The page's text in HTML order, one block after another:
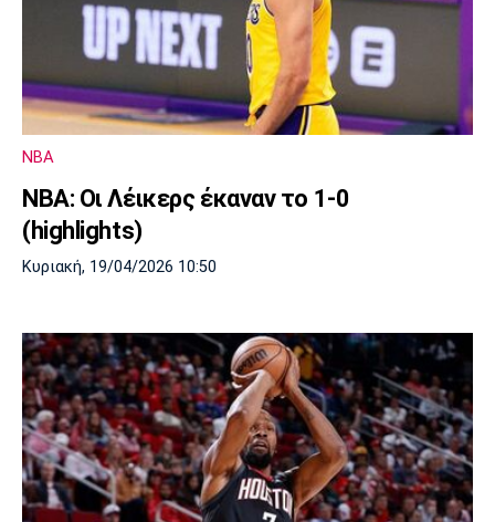
NBA
ΝΒΑ: Οι Λέικερς έκαναν το 1-0
(highlights)
Κυριακή, 19/04/2026 10:50